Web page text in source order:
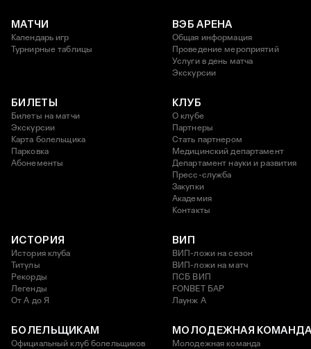
МАТЧИ
Календарь игр
Турнирные таблицы
ВЭБ АРЕНА
Общая информация
Проведение мероприятий
Услуги в день матча
Экскурсии
БИЛЕТЫ
Билеты на матчи
Экскурсии
Карта болельщика
Парковка
Абонементы
КЛУБ
О клубе
Партнеры
Стать партнером
Медицинский департамент
Департамент науки и развития
Пресс-служба
Закупки
Академия
Контакты
ИСТОРИЯ
История клуба
Титулы
Рекорды
Легенды
От А до Я
ВИП
ВИП-ложи на сезон
ВИП-ложи на матч
ПСБ ВИП
FONBET БАР
Лаунж A
БОЛЕЛЬЩИКАМ
Официальный клуб болельщиков
МОЛОДЕЖНАЯ
Молодежная команда